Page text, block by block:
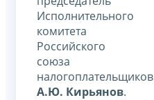
Исполнительного
комитета
Российского
союза
налогоплательщиков
А.Ю. Кирьянов.